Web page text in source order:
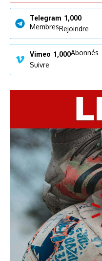
Telegram 1,000
MembresRejoindre
Vimeo 1,000Abonnés
Suivre